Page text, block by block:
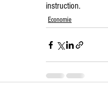
instruction.
Economie